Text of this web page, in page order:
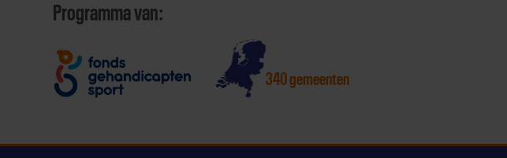
Programma van:
340 gemeenten